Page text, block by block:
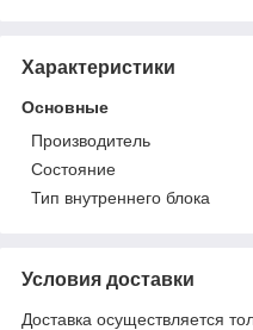
Характеристики
Основные
Производитель
Состояние
Тип внутреннего блока
Условия доставки
Доставка осуществляется